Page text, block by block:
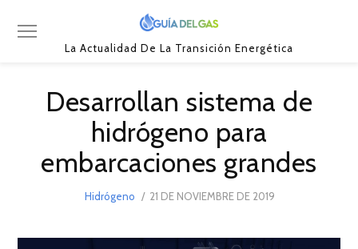
La Actualidad De La Transición Energética
Desarrollan sistema de
hidrógeno para
embarcaciones grandes
Hidrógeno
POSTED
21 DE NOVIEMBRE DE 2019